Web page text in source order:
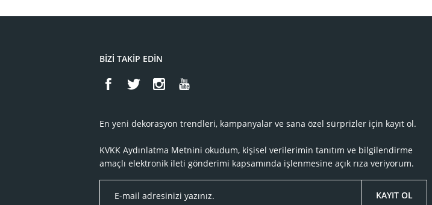
BİZİ TAKİP EDİN
En yeni dekorasyon trendleri, kampanyalar ve sana özel sürprizler için kayıt ol.
KVKK Aydınlatma Metnini okudum, kişisel verilerimin tanıtım ve bilgilendirme
amaçlı elektronik ileti gönderimi kapsamında işlenmesine açık rıza veriyorum.
KAYIT OL